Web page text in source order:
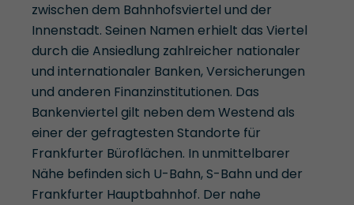
zwischen dem Bahnhofsviertel und der
Innenstadt. Seinen Namen erhielt das Viertel
durch die Ansiedlung zahlreicher nationaler
und internationaler Banken, Versicherungen
und anderen Finanzinstitutionen. Das
Bankenviertel gilt neben dem Westend als
einer der gefragtesten Standorte für
Frankfurter Büroflächen. In unmittelbarer
Nähe befinden sich U-Bahn, S-Bahn und der
Frankfurter Hauptbahnhof. Der nahe